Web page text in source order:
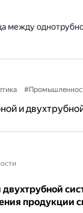
между
и
продукции